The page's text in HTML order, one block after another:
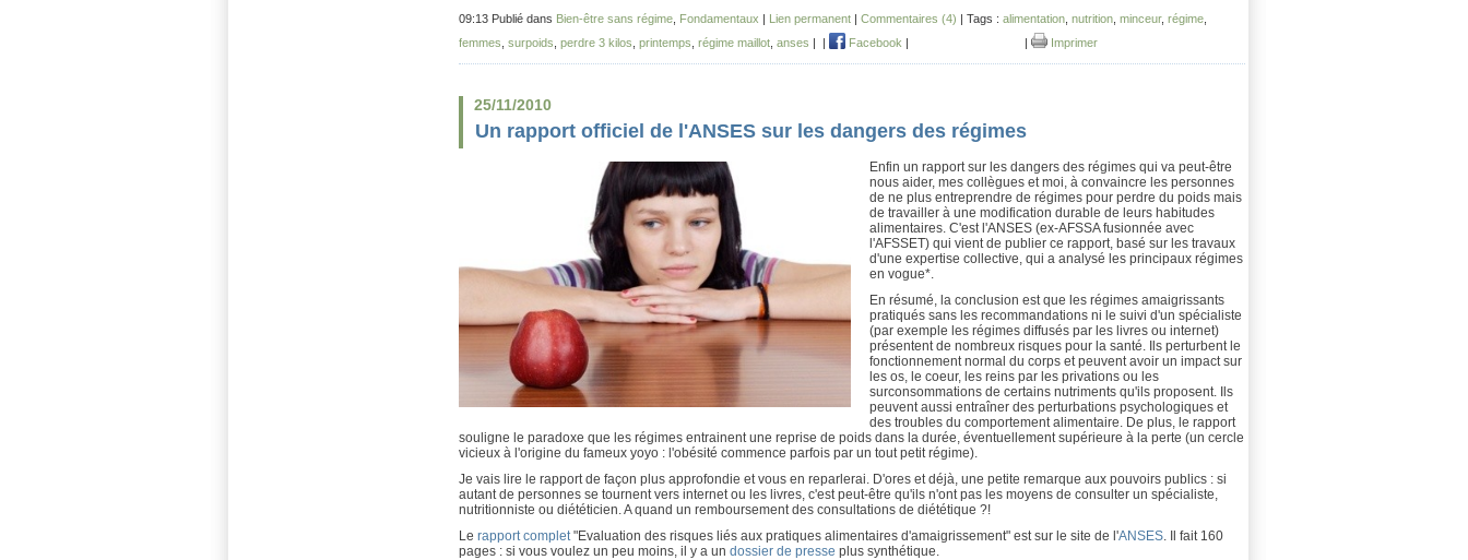
09:13 Publié dans Bien-être sans régime Fondamentaux | Lien permanent | Commentaires (4) | Tags : alimentation nutrition minceur, régime
femmes surpoids perdre 3 kilos printemps régime maillot anses | | Facebook | | Imprimer
25/11/2010
Un rapport officiel de l'ANSES sur les dangers des régimes
Enfin un rapport sur les dangers des régimes qui va peut-être
nous aider, mes collègues et moi, à convaincre les personnes
de ne plus entreprendre de régimes pour perdre du poids mais
de travailler à une modification durable de leurs habitudes
alimentaires. C'est l'ANSES (ex-AFSSA fusionnée avec
l'AFSSET) qui vient de publier ce rapport, basé sur les travaux
d'une expertise collective, qui a analysé les principaux régimes
en vogue*.
En résumé, la conclusion est que les régimes amaigrissants
pratiqués sans les recommandations ni le suivi d'un spécialiste
(par exemple les régimes diffusés par les livres ou internet)
présentent de nombreux risques pour la santé. Ils perturbent le
fonctionnement normal du corps et peuvent avoir un impact sur
les os, le coeur, les reins par les privations ou les
surconsommations de certains nutriments qu'ils proposent. Ils
peuvent aussi entraîner des perturbations psychologiques et
des troubles du comportement alimentaire. De plus, le rapport
souligne le paradoxe que les régimes entrainent une reprise de poids dans la durée, éventuellement supérieure à la perte (un cercle
vicieux à l'origine du fameux yoyo : l'obésité commence parfois par un tout petit régime).
Je vais lire le rapport de façon plus approfondie et vous en reparlerai. D'ores et déjà, une petite remarque aux pouvoirs publics : si
autant de personnes se tournent vers internet ou les livres, c'est peut-être qu'ils n'ont pas les moyens de consulter un spécialiste,
nutritionniste ou diététicien. A quand un remboursement des consultations de diététique ?!
Le rapport complet "Evaluation des risques liés aux pratiques alimentaires d'amaigrissement" est sur le site de l'ANSES . Il fait 160
pages : si vous voulez un peu moins, il y a un dossier de presse plus synthétique.